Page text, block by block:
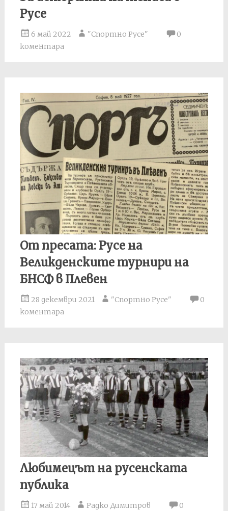
Русе
6 май 2022 "Спортно Русе"
0
коментара
От пресата: Русе на
Великденските турнири на
БНСФ в Плевен
28 декември 2021 "Спортно Русе"
0
коментара
Любимецът на русенската
публика
17 май 2014 Радко Димитров
0